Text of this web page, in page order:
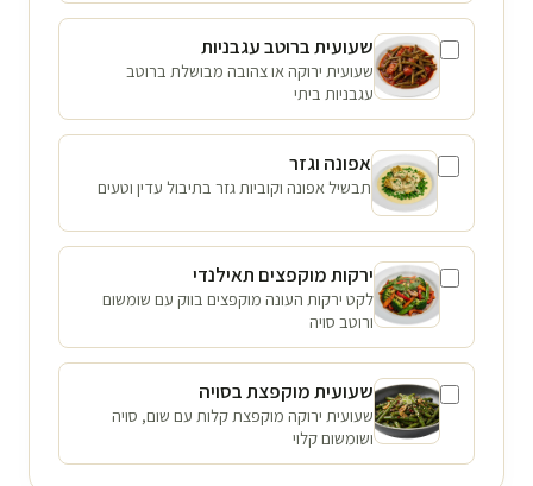
שעועית ברוטב עגבניות
שעועית ירוקה או צהובה מבושלת ברוטב
עגבניות ביתי
אפונה וגזר
תבשיל אפונה וקוביות גזר בתיבול עדין וטעים
ירקות מוקפצים תאילנדי
לקט ירקות העונה מוקפצים בווק עם שומשום
ורוטב סויה
שעועית מוקפצת בסויה
שעועית ירוקה מוקפצת קלות עם שום, סויה
ושומשום קלוי